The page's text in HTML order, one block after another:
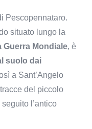
Pescopennataro.
situato lungo la
Guerra Mondiale, è
suolo dai
a Sant’Angelo
del piccolo
l’antico